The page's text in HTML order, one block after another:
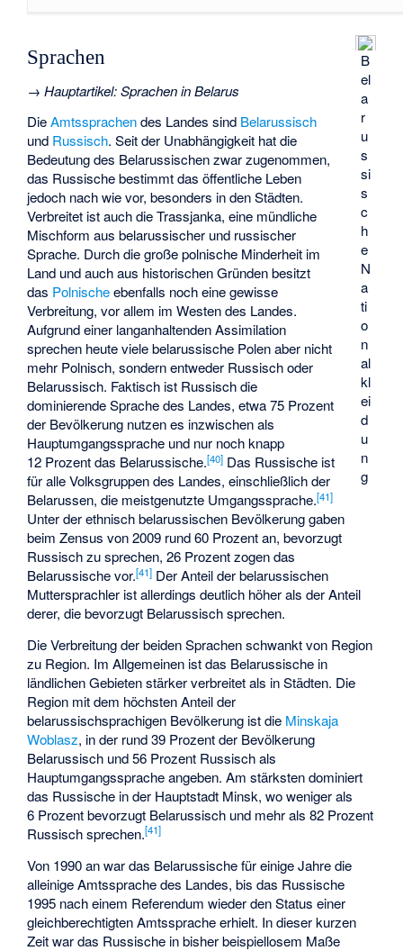
B
el
a
r
u
s
si
s
c
h
e
N
a
ti
o
n
al
kl
ei
d
u
n
g
Sprachen
→Hauptartikel:Sprachen in Belarus
DieAmtssprachendes Landes sind Belarussisch
und Russisch. Seit der Unabhängigkeit hat die
Bedeutung des Belarussischen zwar zugenommen,
das Russische bestimmt das öffentliche Leben
jedoch nach wie vor, besonders in den Städten.
Verbreitet ist auch dieTrassjanka, eine mündliche
Mischform aus belarussischer und russischer
Sprache. Durch die große polnische Minderheit im
Land und auch aus historischen Gründen besitzt
das Polnischeebenfalls noch eine gewisse
Verbreitung, vor allem im Westen des Landes.
Aufgrund einer langanhaltenden Assimilation
sprechen heute viele belarussische Polen aber nicht
mehr Polnisch, sondern entweder Russisch oder
Belarussisch. Faktisch ist Russisch die
dominierende Sprache des Landes, etwa 75 Prozent
der Bevölkerung nutzen es inzwischen als
Hauptumgangssprache und nur noch knapp
12 Prozent das Belarussische.[40] Das Russische ist
für alle Volksgruppen des Landes, einschließlich der
Belarussen, die meistgenutzte Umgangssprache.[41]
Unter der ethnisch belarussischen Bevölkerung gaben
beim Zensus von 2009 rund 60 Prozent an, bevorzugt
Russisch zu sprechen, 26 Prozent zogen das
Belarussische vor.[41] Der Anteil der belarussischen
Muttersprachler ist allerdings deutlich höher als der Anteil
derer, die bevorzugt Belarussisch sprechen.
Die Verbreitung der beiden Sprachen schwankt von Region
zu Region. Im Allgemeinen ist das Belarussische in
ländlichen Gebieten stärker verbreitet als in Städten. Die
Region mit dem höchsten Anteil der
belarussischsprachigen Bevölkerung ist die Minskaja
Woblasz, in der rund 39 Prozent der Bevölkerung
Belarussisch und 56 Prozent Russisch als
Hauptumgangssprache angeben. Am stärksten dominiert
das Russische in der Hauptstadt Minsk, wo weniger als
6 Prozent bevorzugt Belarussisch und mehr als 82 Prozent
Russisch sprechen.[41]
Von 1990 an war das Belarussische für einige Jahre die
alleinige Amtssprache des Landes, bis das Russische
1995 nach einem Referendum wieder den Status einer
gleichberechtigten Amtssprache erhielt. In dieser kurzen
Zeit war das Russische in bisher beispiellosem Maße